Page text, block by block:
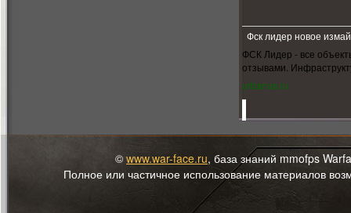
Фск лидер новое
ФСК Лидер - все
отзывами.
urbanus.ru
© www.war-face.ru, база знаний mmofps
Полное или частичное использование материалов